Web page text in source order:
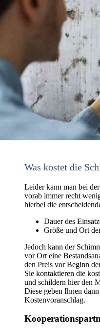
Was kostet die
Leider kann man bei
vorab immer recht
hierbei die
Dauer des
Größe und Ort
Jedoch kann der
vor Ort eine
den Preis vor Beginn
Sie kontaktieren die
und schildern hier den
Diese geben Ihnen
Kostenvoranschlag.